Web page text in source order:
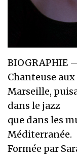
BIOGRAPHIE
Chanteuse
Marseille,
dans le jazz
que dans les
Méditerranée.
Formée par